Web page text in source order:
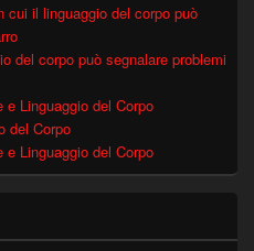
cui il linguaggio del corpo può
del corpo può segnalare problemi
e Linguaggio del Corpo
del Corpo
e Linguaggio del Corpo